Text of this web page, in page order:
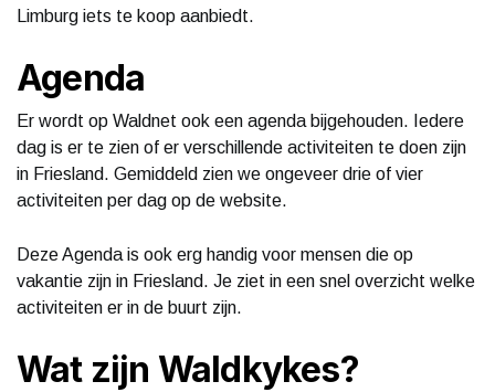
Limburg iets te koop aanbiedt.
Agenda
Er wordt op Waldnet ook een agenda bijgehouden. Iedere
dag is er te zien of er verschillende activiteiten te doen zijn
in Friesland. Gemiddeld zien we ongeveer drie of vier
activiteiten per dag op de website.
Deze Agenda is ook erg handig voor mensen die op
vakantie zijn in Friesland. Je ziet in een snel overzicht welke
activiteiten er in de buurt zijn.
Wat zijn Waldkykes?